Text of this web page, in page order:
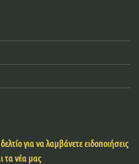
για να λαμβάνετε ειδοποιήσεις
τα νέα μας